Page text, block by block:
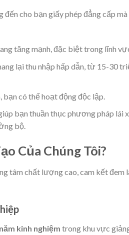
đến cho bạn giấy phép đẳng cấp
tăng mạnh, đặc biệt trong lĩnh
lại thu nhập hấp dẫn, từ 15-30
có thể hoạt động độc lập.
bạn thuần thục phương pháp lái
bộ.
Của Chúng Tôi?
tâm chất lượng cao, cam kết đem
kinh nghiệm trong khu vực